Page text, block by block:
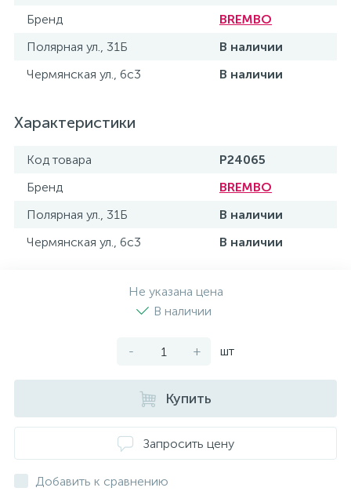
Бренд
BREMBO
Полярная ул., 31Б
В наличии
Чермянская ул., 6с3
В наличии
Характеристики
Код товара
P24065
Бренд
BREMBO
Полярная ул., 31Б
В наличии
Чермянская ул., 6с3
В наличии
Не указана цена
В наличии
- + шт
Купить
Запросить цену
Добавить к сравнению